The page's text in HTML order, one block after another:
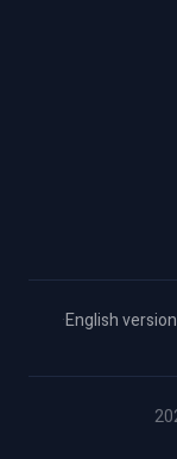
English version
·